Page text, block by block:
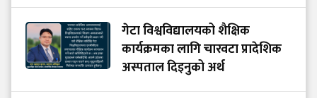
गेटा विश्वविद्यालयको शैक्षिक
कार्यक्रमका लागि चारवटा प्रादेशिक
अस्पताल दिइनुको अर्थ